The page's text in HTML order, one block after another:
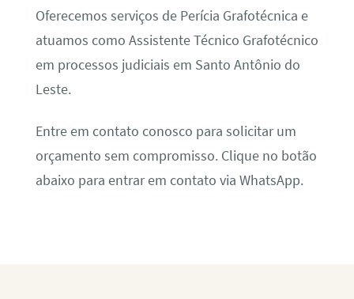
Oferecemos serviços de Perícia Grafotécnica e
atuamos como Assistente Técnico Grafotécnico
em processos judiciais em Santo Antônio do
Leste.
Entre em contato conosco para solicitar um
orçamento sem compromisso. Clique no botão
abaixo para entrar em contato via WhatsApp.